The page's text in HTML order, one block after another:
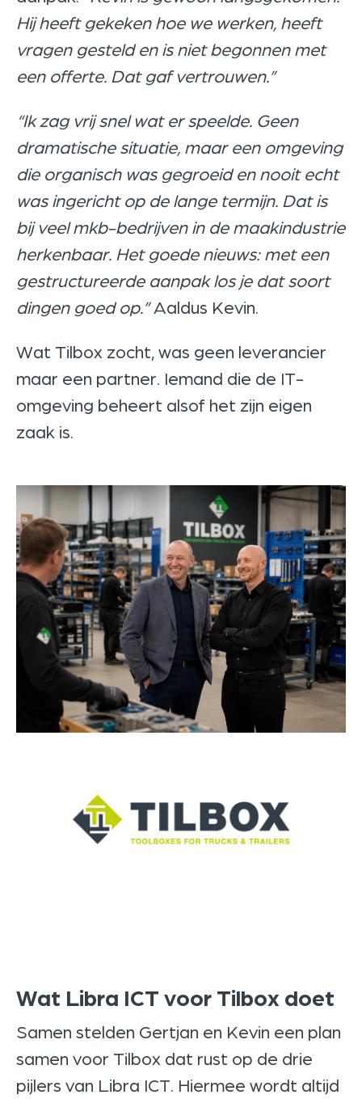
Hij heeft gekeken hoe we werken, heeft
vragen gesteld en is niet begonnen met
een offerte. Dat gaf vertrouwen.”
“Ik zag vrij snel wat er speelde. Geen
dramatische situatie, maar een omgeving
die organisch was gegroeid en nooit echt
was ingericht op de lange termijn. Dat is
bij veel mkb-bedrijven in de maakindustrie
herkenbaar. Het goede nieuws: met een
gestructureerde aanpak los je dat soort
dingen goed op.”Aaldus Kevin.
Wat Tilbox zocht, was geen leverancier
maar een partner. Iemand die de IT-
omgeving beheert alsof het zijn eigen
zaak is.
Wat Libra ICT voor Tilbox doet
Samen stelden Gertjan en Kevin een plan
samen voor Tilbox dat rust op de drie
pijlers van Libra ICT. Hiermee wordt altijd